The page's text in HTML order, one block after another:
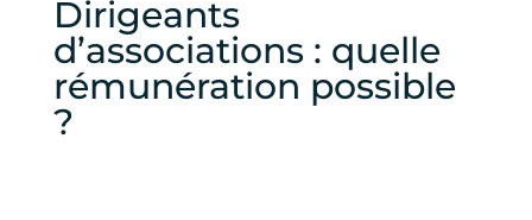
Dirigeants
d’associations : quelle
rémunération possible
?